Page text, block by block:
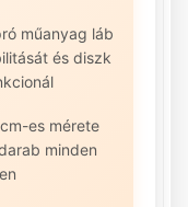
műanyag láb
és diszk
es mérete
minden